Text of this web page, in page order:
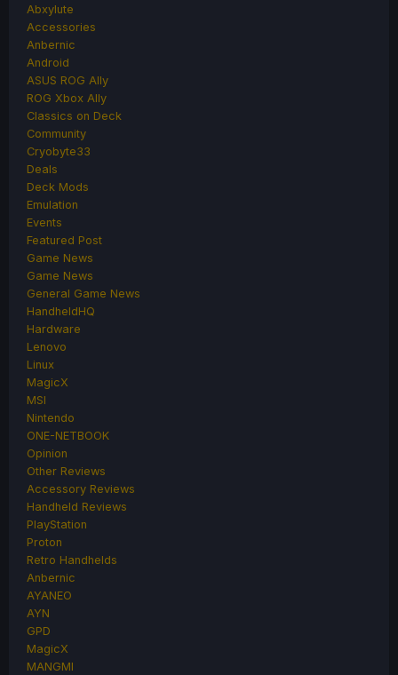
Abxylute
Accessories
Anbernic
Android
ASUS ROG Ally
ROG Xbox Ally
Classics on Deck
Community
Cryobyte33
Deals
Deck Mods
Emulation
Events
Featured Post
Game News
Game News
General Game News
HandheldHQ
Hardware
Lenovo
Linux
MagicX
MSI
Nintendo
ONE-NETBOOK
Opinion
Other Reviews
Accessory Reviews
Handheld Reviews
PlayStation
Proton
Retro Handhelds
Anbernic
AYANEO
AYN
GPD
MagicX
MANGMI